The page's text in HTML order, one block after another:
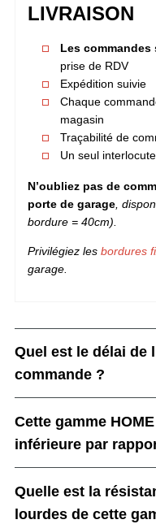
LIVRAISON
Les
prise de RDV
Expédition suivie
Chaque
magasin
Traçabilité de
Un seul
N’oubliez pas de
porte de garage,
bordure = 40cm).
Privilégiez les bordures
garage.
Quel est le délai de
commande ?
Cette gamme
inférieure par
Quelle est la
lourdes de cette